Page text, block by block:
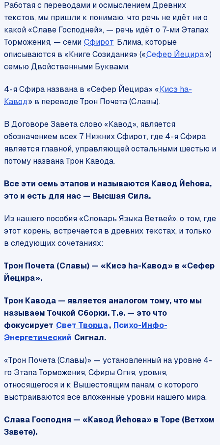
Работая с переводами и осмыслением Древних
текстов, мы пришли к понимаю, что речь не идёт ни о
какой «Славе Господней», — речь идёт о 7-ми Этапах
Торможения, — семи Сфирот Блима, которые
описываются в «Книге Созидания» («Сефер Йецира»)
семью Двойственными Буквами.
4-я Сфира названа в «Сефер Йецира» «Кисэ hа-
Кавод» в переводе Трон Почета (Славы).
В Договоре Завета слово «Кавод», является
обозначением всех 7 Нижних Сфирот, где 4-я Сфира
является главной, управляющей остальными шестью и
потому названа Трон Кавода.
Все эти семь этапов и называются Кавод Йеhова,
это и есть для нас — Высшая Сила.
Из нашего пособия «Словарь Языка Ветвей», о том, где
этот корень, встречается в древних текстах, и только
в следующих сочетаниях:
Трон Почета (Славы) — «Кисэ hа-Кавод» в «Сефер
Йецира».
Трон Кавода — является аналогом тому, что мы
называем Точкой Сборки. Т.е. — это что
фокусирует Свет Творца, Психо-Инфо-
Энергетический Сигнал.
«Трон Почета (Славы)» — установленный на уровне 4-
го Этапа Торможения, Сфиры Огня, уровня,
относящегося и к Вышестоящим панам, с которого
выстраиваются все вложенные уровни нашего мира.
Слава Господня — «Кавод Йеhова» в Торе (Ветхом
Завете).